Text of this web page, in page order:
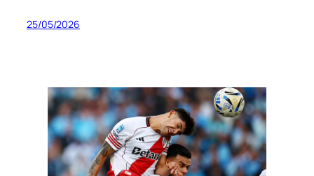
25/05/2026